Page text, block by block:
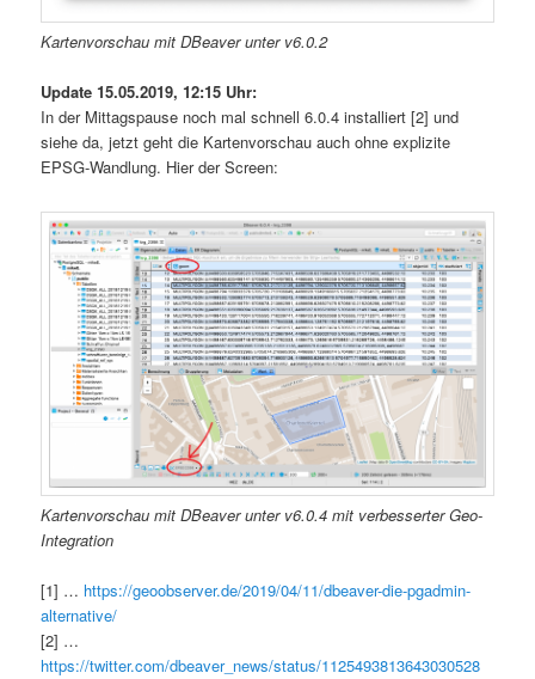
Kartenvorschau mit DBeaver unter v6.0.2
Update 15.05.2019, 12:15 Uhr:
In der Mittagspause noch mal schnell 6.0.4 installiert [2] und
siehe da, jetzt geht die Kartenvorschau auch ohne explizite
EPSG-Wandlung. Hier der Screen:
Kartenvorschau mit DBeaver unter v6.0.4 mit verbesserter Geo-
Integration
[1] … https://geoobserver.de/2019/04/11/dbeaver-die-pgadmin-
alternative/
[2] …
https://twitter.com/dbeaver_news/status/1125493813643030528